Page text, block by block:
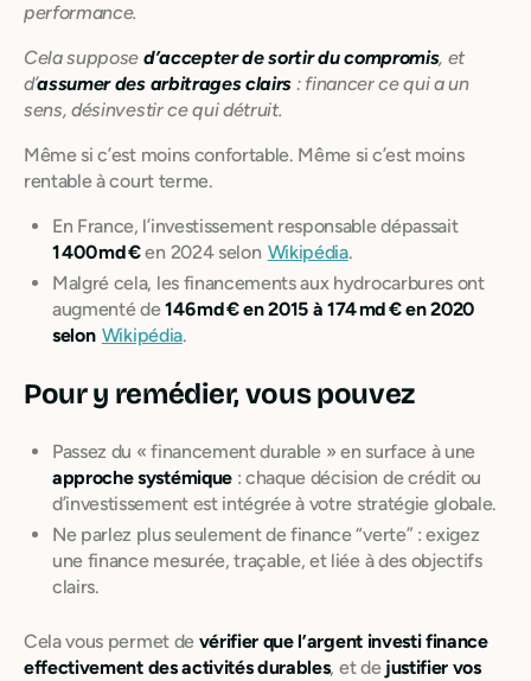
performance.
Cela suppose d’accepter de sortir du compromis, et
d’assumer des arbitrages clairs : financer ce qui a un
sens, désinvestir ce qui détruit.
Même si c’est moins confortable. Même si c’est moins
rentable à court terme.
En France, l’investissement responsable dépassait
1 400 md €en 2024 selon Wikipédia.
Malgré cela, les financements aux hydrocarbures ont
augmenté de146 md € en 2015 à 174 md € en 2020
selon Wikipédia.
Pour y remédier, vous pouvez
Passez du « financement durable » en surface à une
approche systémique: chaque décision de crédit ou
d’investissement est intégrée à votre stratégie globale.
Ne parlez plus seulement de finance “verte” : exigez
une finance mesurée, traçable, et liée à des objectifs
clairs.
Cela vous permet de vérifier que l’argent investi finance
effectivement des activités durables, et de justifier vos